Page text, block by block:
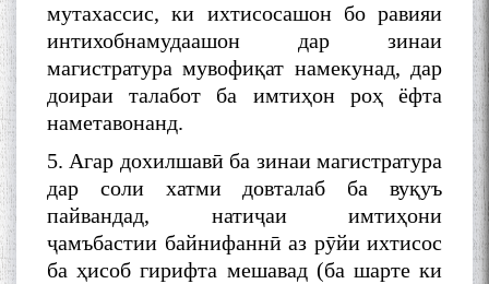
мутахассис, ки ихтисосашон бо равияи
интихобнамудаашон дар зинаи
магистратура мувофиқат намекунад, дар
доираи талабот ба имтиҳон роҳ ёфта
наметавонанд.
5. Агар дохилшавӣ ба зинаи магистратура
дар соли хатми довталаб ба вуқуъ
пайвандад, натиҷаи имтиҳони
ҷамъбастии байнифаннӣ аз рӯйи ихтисос
ба ҳисоб гирифта мешавад (ба шарте ки
БА МУНОСИБАТИ
БУЗУРГДОШТИ РӮЗИ РӮДАКӢ